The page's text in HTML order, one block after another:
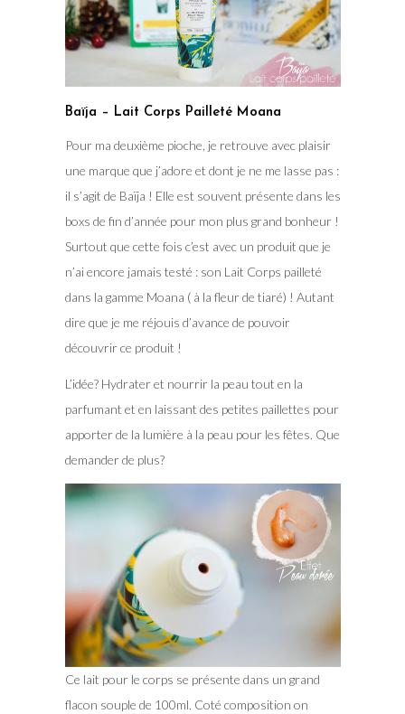
Baïja – Lait Corps Pailleté Moana
Pour ma deuxième pioche, je retrouve avec plaisir
une marque que j’adore et dont je ne me lasse pas :
il s’agit de Baïja ! Elle est souvent présente dans les
boxs de fin d’année pour mon plus grand bonheur !
Surtout que cette fois c’est avec un produit que je
n’ai encore jamais testé : son Lait Corps pailleté
dans la gamme Moana ( à la fleur de tiaré) ! Autant
dire que je me réjouis d’avance de pouvoir
découvrir ce produit !
L’idée? Hydrater et nourrir la peau tout en la
parfumant et en laissant des petites paillettes pour
apporter de la lumière à la peau pour les fêtes. Que
demander de plus?
Ce lait pour le corps se présente dans un grand
flacon souple de 100ml. Coté composition on